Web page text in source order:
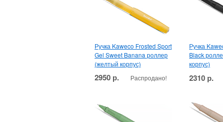
Ручка Kaweco Frosted Sport
Gel Sweet Banana роллер
(желтый корпус)
2950 р. Распродано!
Ручка
Black
корпус)
2310 р.